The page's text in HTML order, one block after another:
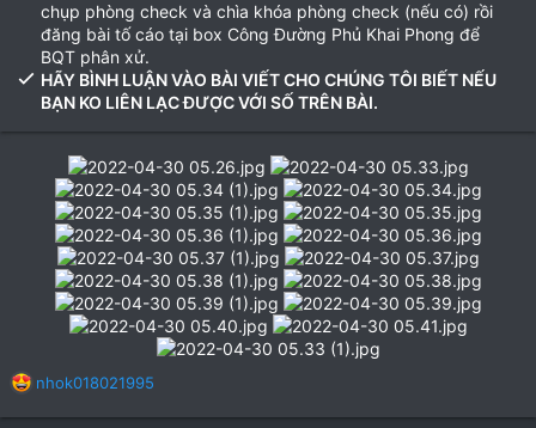
chụp phòng check và chìa khóa phòng check (nếu có) rồi
đăng bài tố cáo tại box Công Đường Phủ Khai Phong để
BQT phân xử.
HÃY BÌNH LUẬN VÀO BÀI VIẾT CHO CHÚNG TÔI BIẾT NẾU
BẠN KO LIÊN LẠC ĐƯỢC VỚI SỐ TRÊN BÀI.
R
nhok018021995